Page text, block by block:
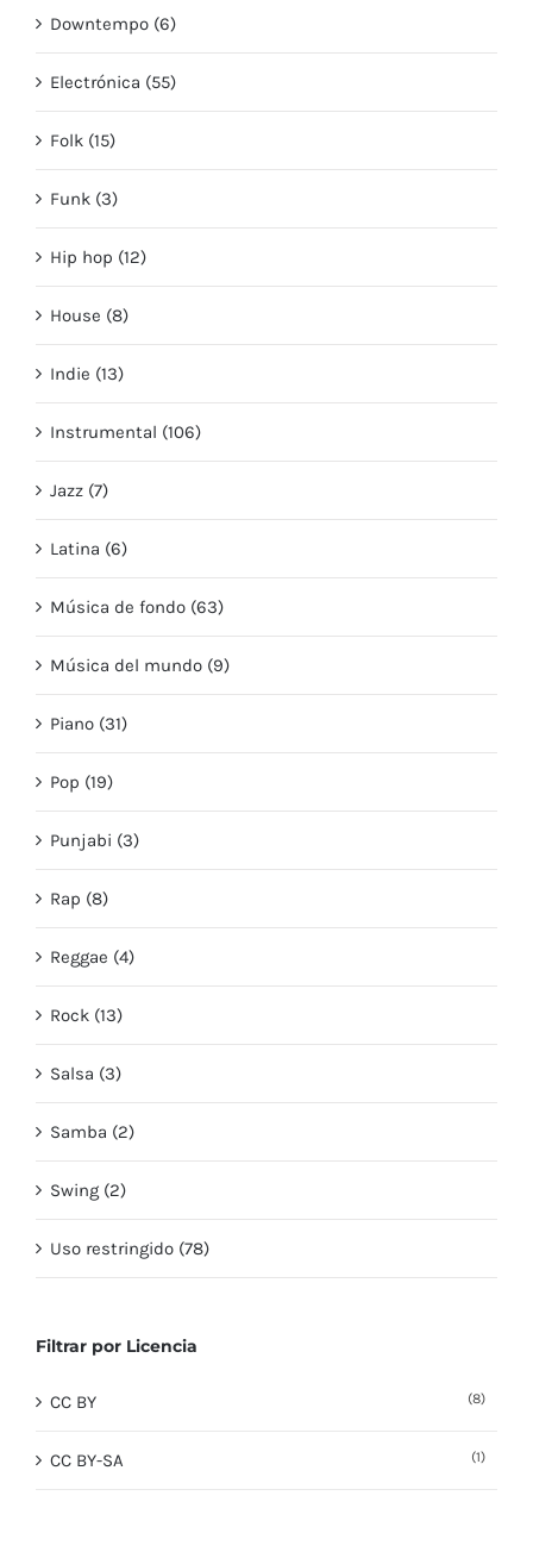
Downtempo (6)
Electrónica (55)
Folk (15)
Funk (3)
Hip hop (12)
House (8)
Indie (13)
Instrumental (106)
Jazz (7)
Latina (6)
Música de fondo (63)
Música del mundo (9)
Piano (31)
Pop (19)
Punjabi (3)
Rap (8)
Reggae (4)
Rock (13)
Salsa (3)
Samba (2)
Swing (2)
Uso restringido (78)
Filtrar por Licencia
CC BY (8)
CC BY-SA (1)